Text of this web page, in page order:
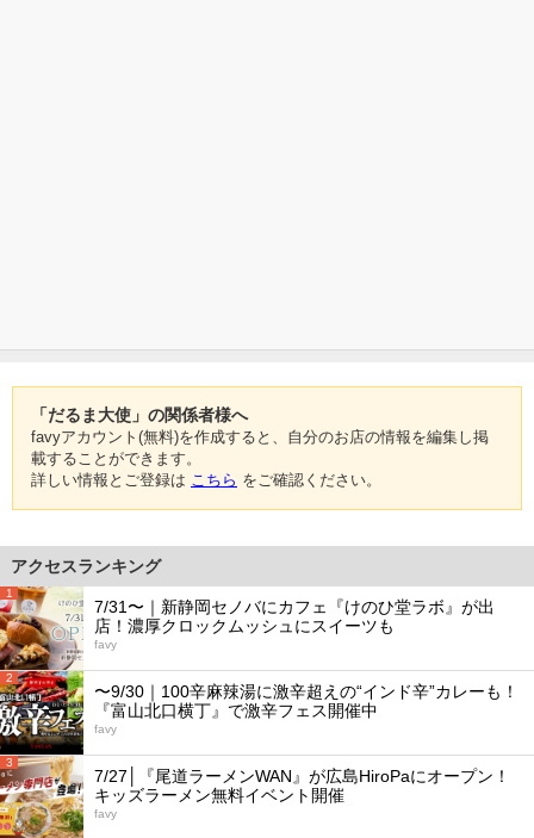
「だるま大使」の関係者様へ
favyアカウント(無料)を作成すると、自分のお店の情報を編集し掲
載することができます。
詳しい情報とご登録は こちら をご確認ください。
アクセスランキング
1
7/31〜｜新静岡セノバにカフェ『けのひ堂ラボ』が出
店！濃厚クロックムッシュにスイーツも
favy
2
〜9/30｜100辛麻辣湯に激辛超えの“インド辛”カレーも！
『富山北口横丁』で激辛フェス開催中
favy
3
7/27│『尾道ラーメンWAN』が広島HiroPaにオープン！
キッズラーメン無料イベント開催
favy